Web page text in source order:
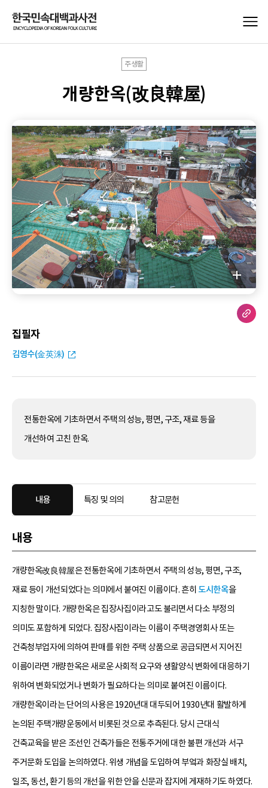
주생활
개량한옥(改良韓屋)
집필자
김영수(金英洙)
전통한옥에 기초하면서 주택의 성능, 평면, 구조, 재료 등을
개선하여 고친 한옥.
내용 특징 및 의의 참고문헌
내용
개량한옥改良韓屋은 전통한옥에 기초하면서 주택의 성능, 평면, 구조,
재료 등이 개선되었다는 의미에서 붙여진 이름이다. 흔히 도시한옥을
지칭한 말이다. 개량한옥은 집장사집이라고도 불리면서 다소 부정의
의미도 포함하게 되었다. 집장사집이라는 이름이 주택경영회사 또는
건축청부업자에 의하여 판매를 위한 주택 상품으로 공급되면서 지어진
이름이라면 개량한옥은 새로운 사회적 요구와 생활양식 변화에 대응하기
위하여 변화되었거나 변화가 필요하다는 의미로 붙여진 이름이다.
개량한옥이라는 단어의 사용은 1920년대 대두되어 1930년대 활발하게
논의된 주택개량운동에서 비롯된 것으로 추측된다. 당시 근대식
건축교육을 받은 조선인 건축가들은 전통주거에 대한 불편 개선과 서구
주거문화 도입을 논의하였다. 위생 개념을 도입하여 부엌과 화장실 배치,
일조, 동선, 환기 등의 개선을 위한 안을 신문과 잡지에 게재하기도 하였다.